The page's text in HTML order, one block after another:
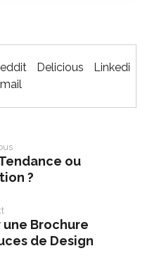
Delicious
Linkedi
ou
?
Brochure
de Design